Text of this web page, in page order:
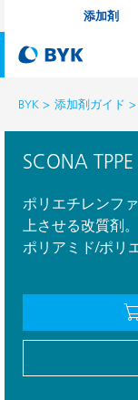
添加剤
BYK 添加剤ガイド
SCONA
ポリエチレンフ
上させる改質剤。
ポリアミド/ポリ